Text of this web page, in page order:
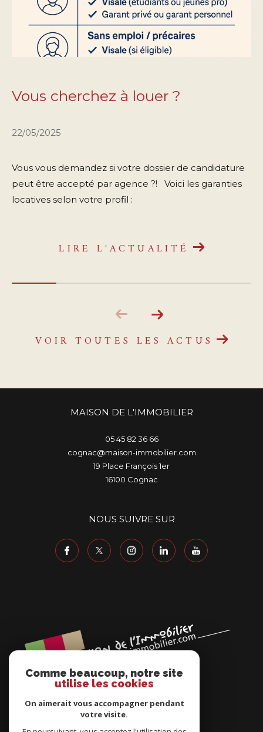
Vous vous demandez si votre dossier de candidature
peut être accepté par agence ?! Voici les garanties
05 45 82 36 66
cognac@maison-immobilier.com
19 Place François 1er
Comme beaucoup, notre site
utilise les cookies
On aimerait vous accompagner pendant
votre visite.